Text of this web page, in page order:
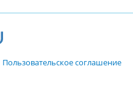
Пользовательское соглашение